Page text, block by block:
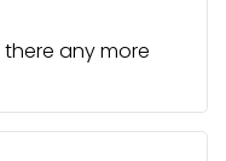
any more